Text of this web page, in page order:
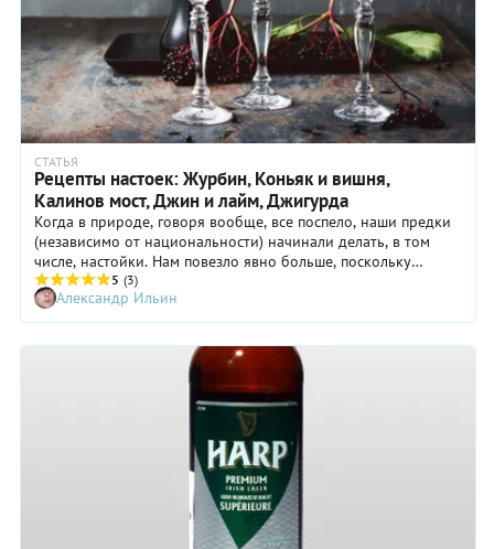
СТАТЬЯ
Рецепты настоек: Журбин, Коньяк и вишня,
Калинов мост, Джин и лайм, Джигурда
Когда в природе, говоря вообще, все поспело, наши предки
(независимо от национальности) начинали делать, в том
числе, настойки. Нам повезло явно больше, поскольку
продукт, готовый к настаиванию, имеется в изобилии на
каждом углу. Водка, джин, коньяк или какой бренди
подешевле – для всего найдется фрукт, овощ, ягода.
5 (3)
Александр Ильин